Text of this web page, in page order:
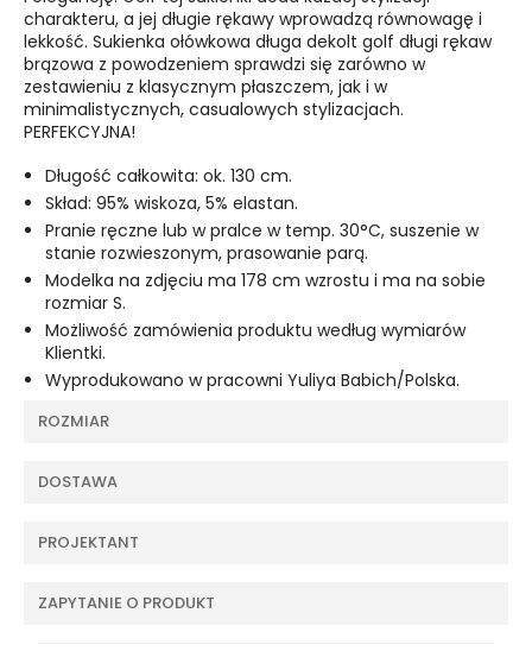
charakteru, a jej długie rękawy wprowadzą równowagę i
lekkość. Sukienka ołówkowa długa dekolt golf długi rękaw
brązowa z powodzeniem sprawdzi się zarówno w
zestawieniu z klasycznym płaszczem, jak i w
minimalistycznych, casualowych stylizacjach.
PERFEKCYJNA!
Długość całkowita: ok. 130 cm.
Skład: 95% wiskoza, 5% elastan.
Pranie ręczne lub w pralce w temp. 30°C, suszenie w
stanie rozwieszonym, prasowanie parą.
Modelka na zdjęciu ma 178 cm wzrostu i ma na sobie
rozmiar S.
Możliwość zamówienia produktu według wymiarów
Klientki.
Wyprodukowano w pracowni Yuliya Babich/Polska.
ROZMIAR
DOSTAWA
PROJEKTANT
ZAPYTANIE O PRODUKT